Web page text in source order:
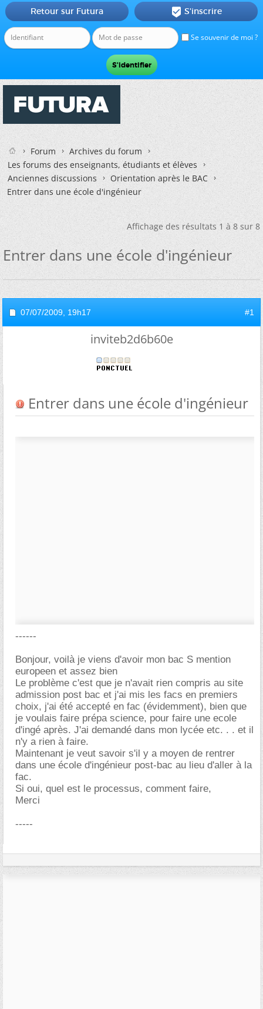
Se souvenir de moi ?
Retour sur Futura  S'inscrire
Forum
Archives du forum
Les forums des enseignants, étudiants et élèves
Anciennes discussions
Orientation après le BAC
Entrer dans une école d'ingénieur
Affichage des résultats 1 à 8 sur 8
Entrer dans une école d'ingénieur
07/07/2009, 19h17 #1
inviteb2d6b60e
Entrer dans une école d'ingénieur
------
Bonjour, voilà je viens d'avoir mon bac S mention
europeen et assez bien
Le problème c'est que je n'avait rien compris au site
admission post bac et j'ai mis les facs en premiers
choix, j'ai été accepté en fac (évidemment), bien que
je voulais faire prépa science, pour faire une ecole
d'ingé après. J'ai demandé dans mon lycée etc. . . et il
n'y a rien à faire.
Maintenant je veut savoir s'il y a moyen de rentrer
dans une école d'ingénieur post-bac au lieu d'aller à la
fac.
Si oui, quel est le processus, comment faire,
Merci
-----